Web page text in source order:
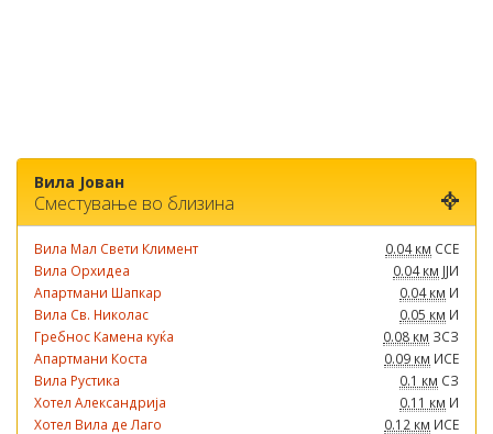
Вила Јован
Сместување во близина
Вила Мал Свети Климент 0.04 км ССЕ
Вила Орхидеа
0.04 км ЈЈИ
Апартмани Шапкар
0.04 км И
Вила Св. Николас
0.05 км И
Гребнос Камена куќа
0.08 км ЗСЗ
Апартмани Коста
0.09 км ИСЕ
Вила Рустика
0.1 км СЗ
Хотел Александрија
0.11 км И
Хотел Вила де Лаго
0.12 км ИСЕ